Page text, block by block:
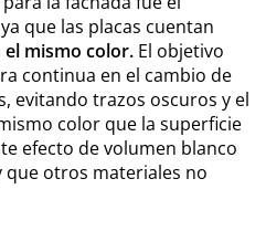
que las placas cuentan
mismo color. El objetivo
continua en el cambio de
evitando trazos oscuros y el
color que la superficie
efecto de volumen blanco
que otros materiales no